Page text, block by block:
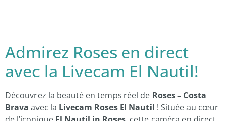
Admirez Roses en direct
avec la Livecam El Nautil!
Découvrez la beauté en temps réel de Roses – Costa
Brava avec la Livecam Roses El Nautil ! Située au cœur